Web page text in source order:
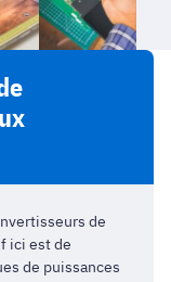
de
ici est de
de puissances